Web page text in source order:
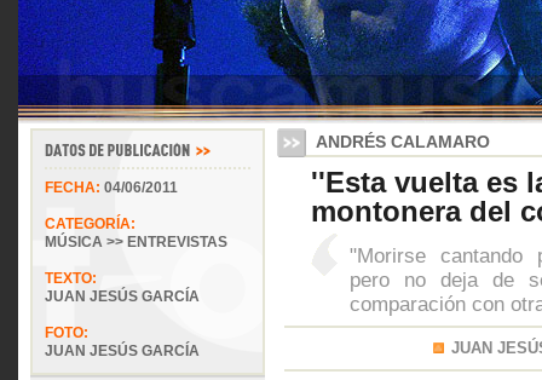
FECHA: 04/06/2011
CATEGORÍA:
MÚSICA >> ENTREVISTAS
TEXTO:
JUAN JESÚS GARCÍA
FOTO:
JUAN JESÚS GARCÍA
ANDRÉS CALAMARO
''Esta vuelta es
montonera del
"Morirse cantando
pero no deja de
comparación con
JUAN